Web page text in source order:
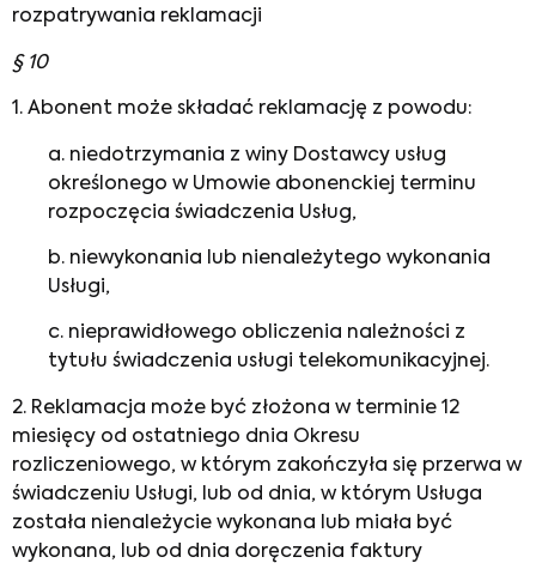
rozpatrywania reklamacji
§ 10
1. Abonent może składać reklamację z powodu:
a. niedotrzymania z winy Dostawcy usług
określonego w Umowie abonenckiej terminu
rozpoczęcia świadczenia Usług,
b. niewykonania lub nienależytego wykonania
Usługi,
c. nieprawidłowego obliczenia należności z
tytułu świadczenia usługi telekomunikacyjnej.
2. Reklamacja może być złożona w terminie 12
miesięcy od ostatniego dnia Okresu
rozliczeniowego, w którym zakończyła się przerwa w
świadczeniu Usługi, lub od dnia, w którym Usługa
została nienależycie wykonana lub miała być
wykonana, lub od dnia doręczenia faktury